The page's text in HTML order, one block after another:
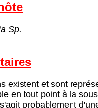
Sp.
existent et sont
en tout point à la
probablement